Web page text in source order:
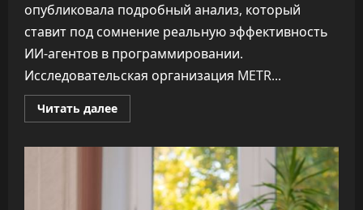
опубликовала подробный анализ, который
ставит под сомнение реальную эффективность
ИИ-агентов в программировании.
Исследовательская организация METR...
Читать далееПрочитать
больше
одобренного
бенчмарками